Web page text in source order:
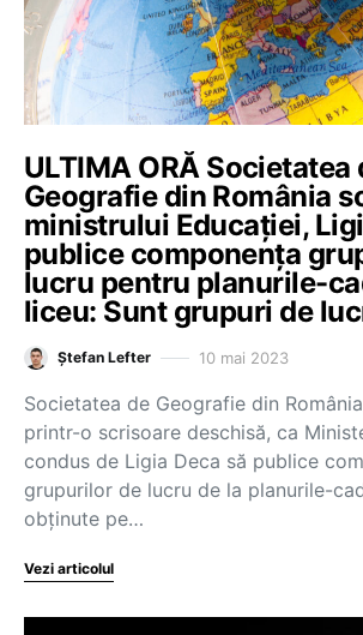
ULTIMA ORĂ Societatea
Geografie din România
ministrului Educației,
publice componența
lucru pentru planurile-
liceu: Sunt grupuri de
Ștefan Lefter 10 mai 2023
Societatea de Geografie din
printr-o scrisoare deschisă, ca
condus de Ligia Deca să publice
grupurilor de lucru de la planurile-
obținute pe…
Vezi articolul